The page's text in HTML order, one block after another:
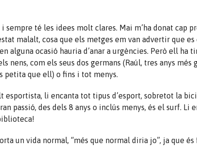
sempre té les idees molt clares. Mai m’ha donat cap
malalt, cosa que els metges em van advertir que
alguna ocasió hauria d’anar a urgències. Però ell ha
nens, com els seus dos germans (Raúl, tres anys més
petita que ell) o fins i tot menys.
esportista, li encanta tot tipus d’esport, sobretot la
passió, des dels 8 anys o inclús menys, és el surf. Li
un vida normal, “més que normal diria jo”, ja que